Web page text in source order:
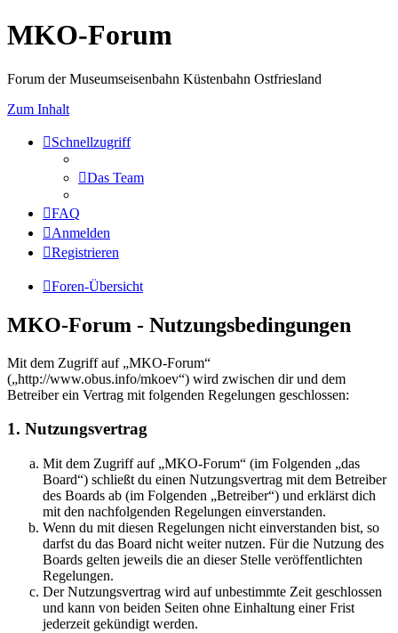
MKO-Forum
Forum der Museumseisenbahn Küstenbahn Ostfriesland
Zum Inhalt
Schnellzugriff
Das Team
FAQ
Anmelden
Registrieren
Foren-Übersicht
MKO-Forum - Nutzungsbedingungen
Mit dem Zugriff auf „MKO-Forum“
(„http://www.obus.info/mkoev“) wird zwischen dir und dem
Betreiber ein Vertrag mit folgenden Regelungen geschlossen:
1. Nutzungsvertrag
Mit dem Zugriff auf „MKO-Forum“ (im Folgenden „das
Board“) schließt du einen Nutzungsvertrag mit dem Betreiber
des Boards ab (im Folgenden „Betreiber“) und erklärst dich
mit den nachfolgenden Regelungen einverstanden.
Wenn du mit diesen Regelungen nicht einverstanden bist, so
darfst du das Board nicht weiter nutzen. Für die Nutzung des
Boards gelten jeweils die an dieser Stelle veröffentlichten
Regelungen.
Der Nutzungsvertrag wird auf unbestimmte Zeit geschlossen
und kann von beiden Seiten ohne Einhaltung einer Frist
jederzeit gekündigt werden.